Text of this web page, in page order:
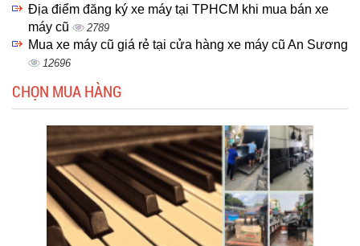
Địa điểm đăng ký xe máy tại TPHCM khi mua bán xe
máy cũ
2789
Mua xe máy cũ giá rẻ tại cửa hàng xe máy cũ An Sương
12696
CHỌN MUA HÀNG